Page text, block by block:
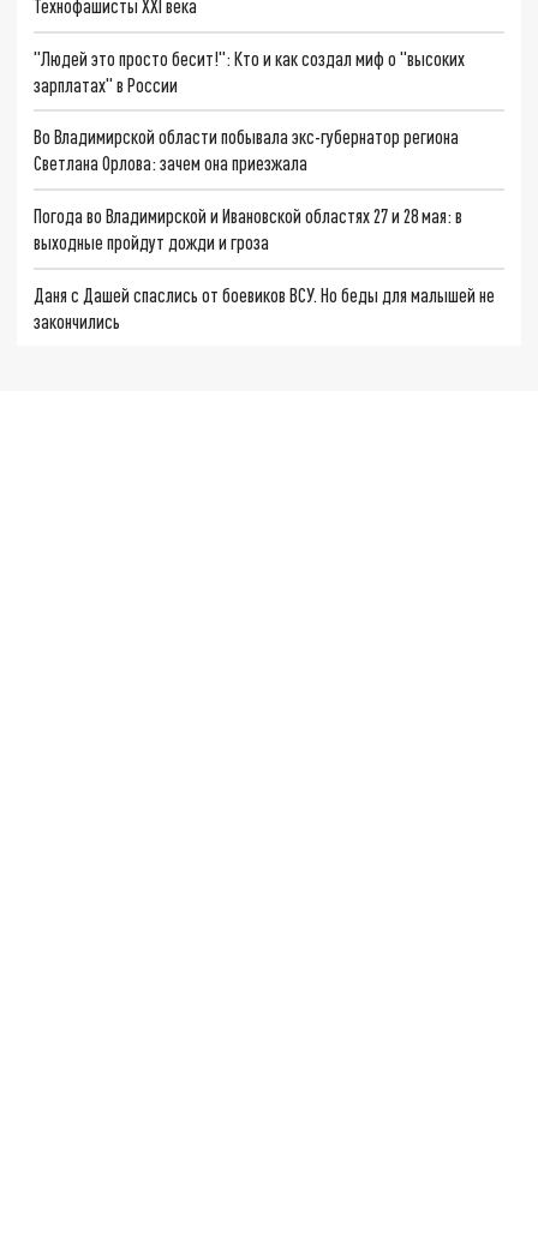
Технофашисты XXI века
"Людей это просто бесит!": Кто и как создал миф о "высоких
зарплатах" в России
Во Владимирской области побывала экс-губернатор региона
Светлана Орлова: зачем она приезжала
Погода во Владимирской и Ивановской областях 27 и 28 мая: в
выходные пройдут дожди и гроза
Даня с Дашей спаслись от боевиков ВСУ. Но беды для малышей не
закончились